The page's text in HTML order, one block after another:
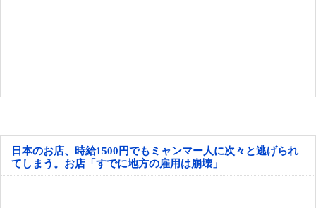
日本のお店、時給1500円でもミャンマー人に次々と逃げられ
てしまう。お店「すでに地方の雇用は崩壊」